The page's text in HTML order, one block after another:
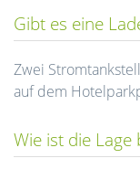
Gibt es eine
Zwei
auf dem
Wie ist die